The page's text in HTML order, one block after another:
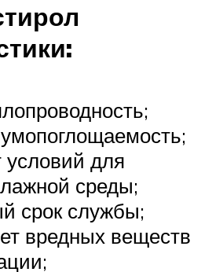
условий для
среды;
срок службы;
вредных веществ